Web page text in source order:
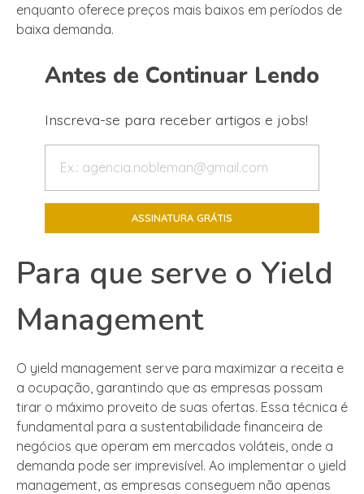
enquanto oferece preços mais baixos em períodos de
baixa demanda.
Antes de Continuar Lendo
Inscreva-se para receber artigos e jobs!
Para que serve o Yield
Management
O yield management serve para maximizar a receita e
a ocupação, garantindo que as empresas possam
tirar o máximo proveito de suas ofertas. Essa técnica é
fundamental para a sustentabilidade financeira de
negócios que operam em mercados voláteis, onde a
demanda pode ser imprevisível. Ao implementar o yield
management, as empresas conseguem não apenas